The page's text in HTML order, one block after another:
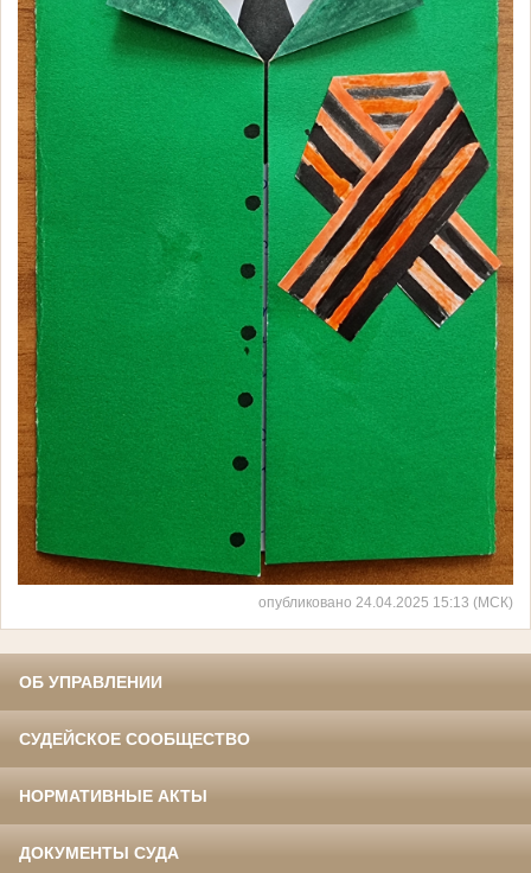
опубликовано 24.04.2025 15:13 (МСК)
ОБ УПРАВЛЕНИИ
СУДЕЙСКОЕ СООБЩЕСТВО
НОРМАТИВНЫЕ АКТЫ
ДОКУМЕНТЫ СУДА